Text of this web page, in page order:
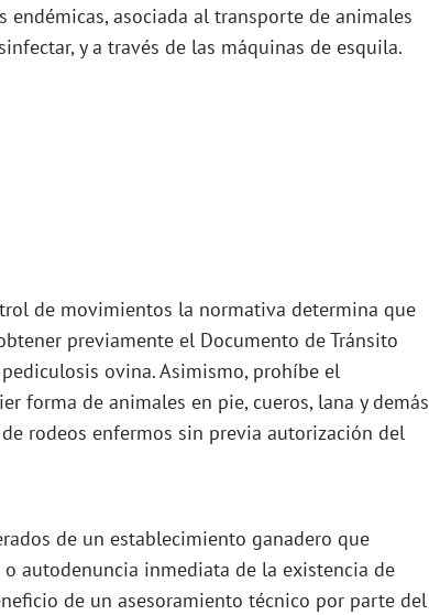
endémicas, asociada al transporte de animales
y a través de las máquinas de esquila.
de movimientos la normativa determina que
previamente el Documento de Tránsito
ovina. Asimismo, prohíbe el
forma de animales en pie, cueros, lana y demás
rodeos enfermos sin previa autorización del
de un establecimiento ganadero que
autodenuncia inmediata de la existencia de
de un asesoramiento técnico por parte del